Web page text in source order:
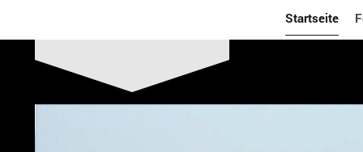
Startseite